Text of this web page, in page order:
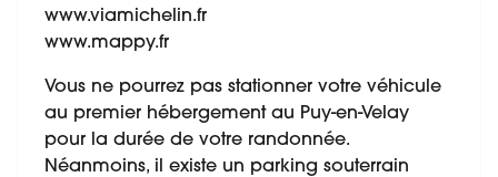
www.viamichelin.fr
www.mappy.fr
Vous ne pourrez pas stationner votre véhicule
au premier hébergement au Puy-en-Velay
pour la durée de votre randonnée.
Néanmoins, il existe un parking souterrain